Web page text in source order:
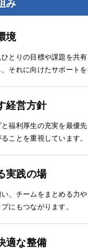
み
境
とりの目標や課題を共有
それに向けたサポートを
経営方針
福利厚生の充実を最優
ことを重視しています。
実践の場
、チームをまとめる力
にもつながります。
適な整備